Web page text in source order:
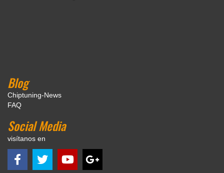
Blog
Chiptuning-News
FAQ
Social Media
visítanos en